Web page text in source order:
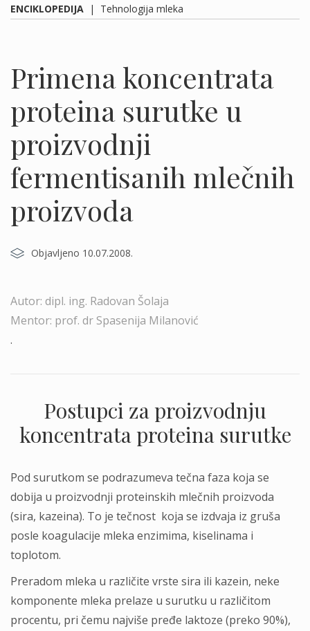
ENCIKLOPEDIJA | Tehnologija mleka
Primena koncentrata
proteina surutke u
proizvodnji
fermentisanih mlečnih
proizvoda
Objavljeno 10.07.2008.
Autor: dipl. ing. Radovan Šolaja
Mentor: prof. dr Spasenija Milanović
.
Postupci za proizvodnju
koncentrata proteina surutke
Pod surutkom se podrazumeva tečna faza koja se
dobija u proizvodnji proteinskih mlečnih proizvoda
(sira, kazeina). To je tečnost koja se izdvaja iz gruša
posle koagulacije mleka enzimima, kiselinama i
toplotom.
Preradom mleka u različite vrste sira ili kazein, neke
komponente mleka prelaze u surutku u različitom
procentu, pri čemu najviše pređe laktoze (preko 90%),